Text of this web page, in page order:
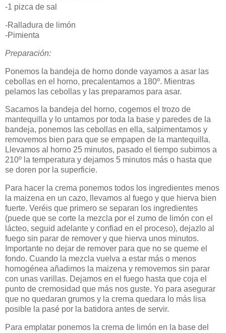
-1 pizca de sal
-Ralladura de limón
-Pimienta
Preparación:
Ponemos la bandeja de horno donde vayamos a asar las
cebollas en el horno, precalentamos a 180º. Mientras
pelamos las cebollas y las preparamos para asar.
Sacamos la bandeja del horno, cogemos el trozo de
mantequilla y lo untamos por toda la base y paredes de la
bandeja, ponemos las cebollas en ella, salpimentamos y
removemos bien para que se empapen de la mantequilla.
Llevamos al horno 25 minutos, pasado el tiempo subimos a
210º la temperatura y dejamos 5 minutos más o hasta que
se doren por la superficie.
Para hacer la crema ponemos todos los ingredientes menos
la maizena en un cazo, llevamos al fuego y que hierva bien
fuerte. Veréis que primero se separan los ingredientes
(puede que se corte la mezcla por el zumo de limón con el
lácteo, seguid adelante y confiad en el proceso), dejazlo al
fuego sin parar de remover y que hierva unos minutos.
Importante no dejar de remover para que no se queme el
fondo. Cuando la mezcla vuelva a estar más o menos
homogénea añadimos la maizena y removemos sin parar
con unas varillas. Dejamos en el fuego hasta que coja el
punto de cremosidad que más nos guste. Yo para asegurar
que no quedaran grumos y la crema quedara lo más lisa
posible la pasé por la batidora antes de servir.
Para emplatar ponemos la crema de limón en la base del